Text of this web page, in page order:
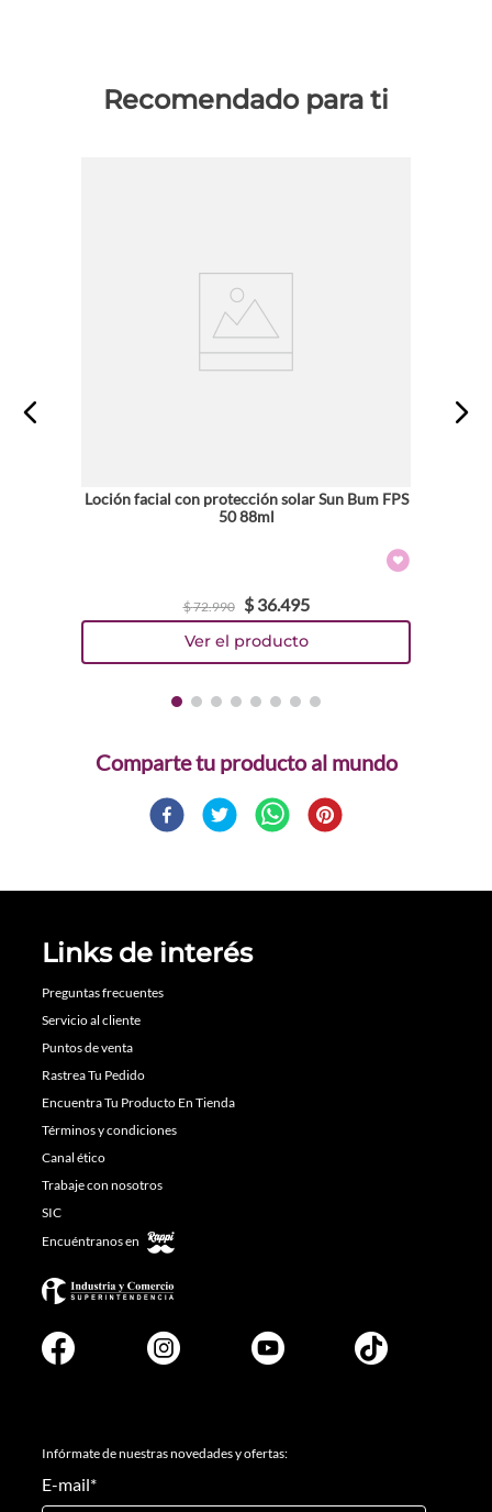
Recomendado para ti
Loción facial con protección solar Sun Bum FPS
50 88ml
$72.990 $ 36.495
Comparte
Links de interés
Preguntas frecuentes
Servicio al cliente
Puntos de venta
Rastrea Tu Pedido
Encuentra Tu Producto En Tienda
Términos y condiciones
Canal ético
Trabaje con nosotros
SIC
Encuéntranos en
Infórmate de nuestras novedades y ofertas:
E-mail*